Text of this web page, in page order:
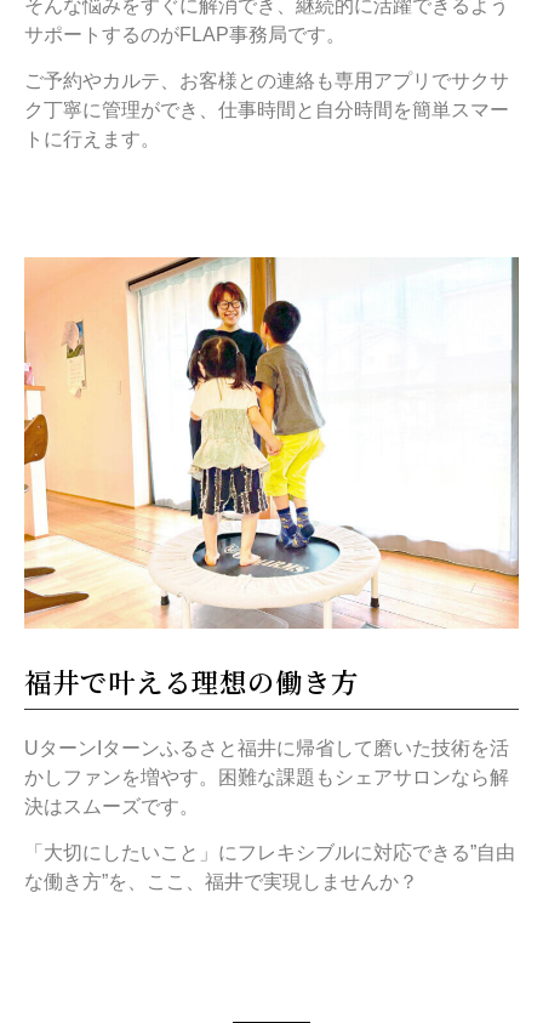
そんな悩みをすぐに解消でき、継続的に活躍できるよう
サポートするのがFLAP事務局です。
ご予約やカルテ、お客様との連絡も専用アプリでサクサ
ク丁寧に管理ができ、仕事時間と自分時間を簡単スマー
トに行えます。
福井で叶える理想の働き方
UターンIターンふるさと福井に帰省して磨いた技術を活
かしファンを増やす。困難な課題もシェアサロンなら解
決はスムーズです。
「大切にしたいこと」にフレキシブルに対応できる”自由
な働き方”を、ここ、福井で実現しませんか？